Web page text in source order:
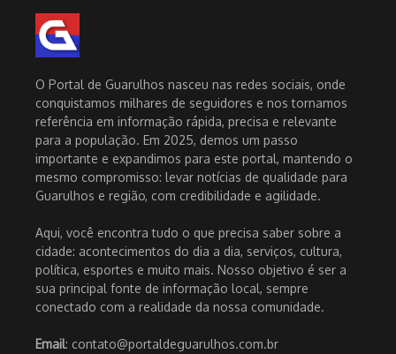
O Portal de Guarulhos nasceu nas redes sociais, onde
conquistamos milhares de seguidores e nos tornamos
referência em informação rápida, precisa e relevante
para a população. Em 2025, demos um passo
importante e expandimos para este portal, mantendo o
mesmo compromisso: levar notícias de qualidade para
Guarulhos e região, com credibilidade e agilidade.
Aqui, você encontra tudo o que precisa saber sobre a
cidade: acontecimentos do dia a dia, serviços, cultura,
política, esportes e muito mais. Nosso objetivo é ser a
sua principal fonte de informação local, sempre
conectado com a realidade da nossa comunidade.
Email: contato@portaldeguarulhos.com.br